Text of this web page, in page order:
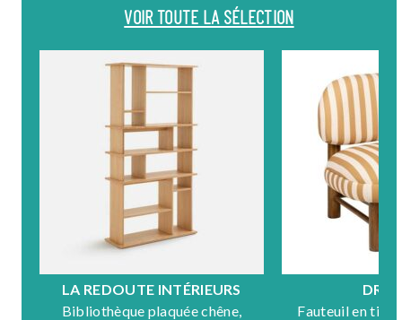
VOIR TOUTE LA SÉLECTION
LA REDOUTE INTÉRIEURS
Bibliothèque plaquée chêne,
Fauteuil en